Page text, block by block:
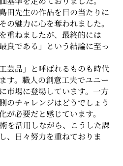
田先生の作品を目の当たりに
の魅力に心を奪われました。
重ねましたが、最終的には
良である」という結論に至っ
芸品」と呼ばれるものも時代
す。職人の創意工夫でユニー
市場に登場しています。一方
のチャレンジはどうでしょう
が必要だと感じています。
を活用しながら、こうした課
、日々努力を重ねておりま